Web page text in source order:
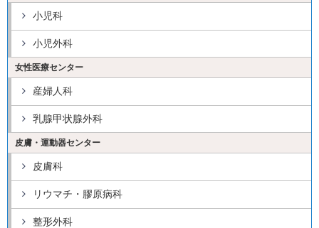
小児科
小児外科
女性医療センター
産婦人科
乳腺甲状腺外科
皮膚・運動器センター
皮膚科
リウマチ・膠原病科
整形外科